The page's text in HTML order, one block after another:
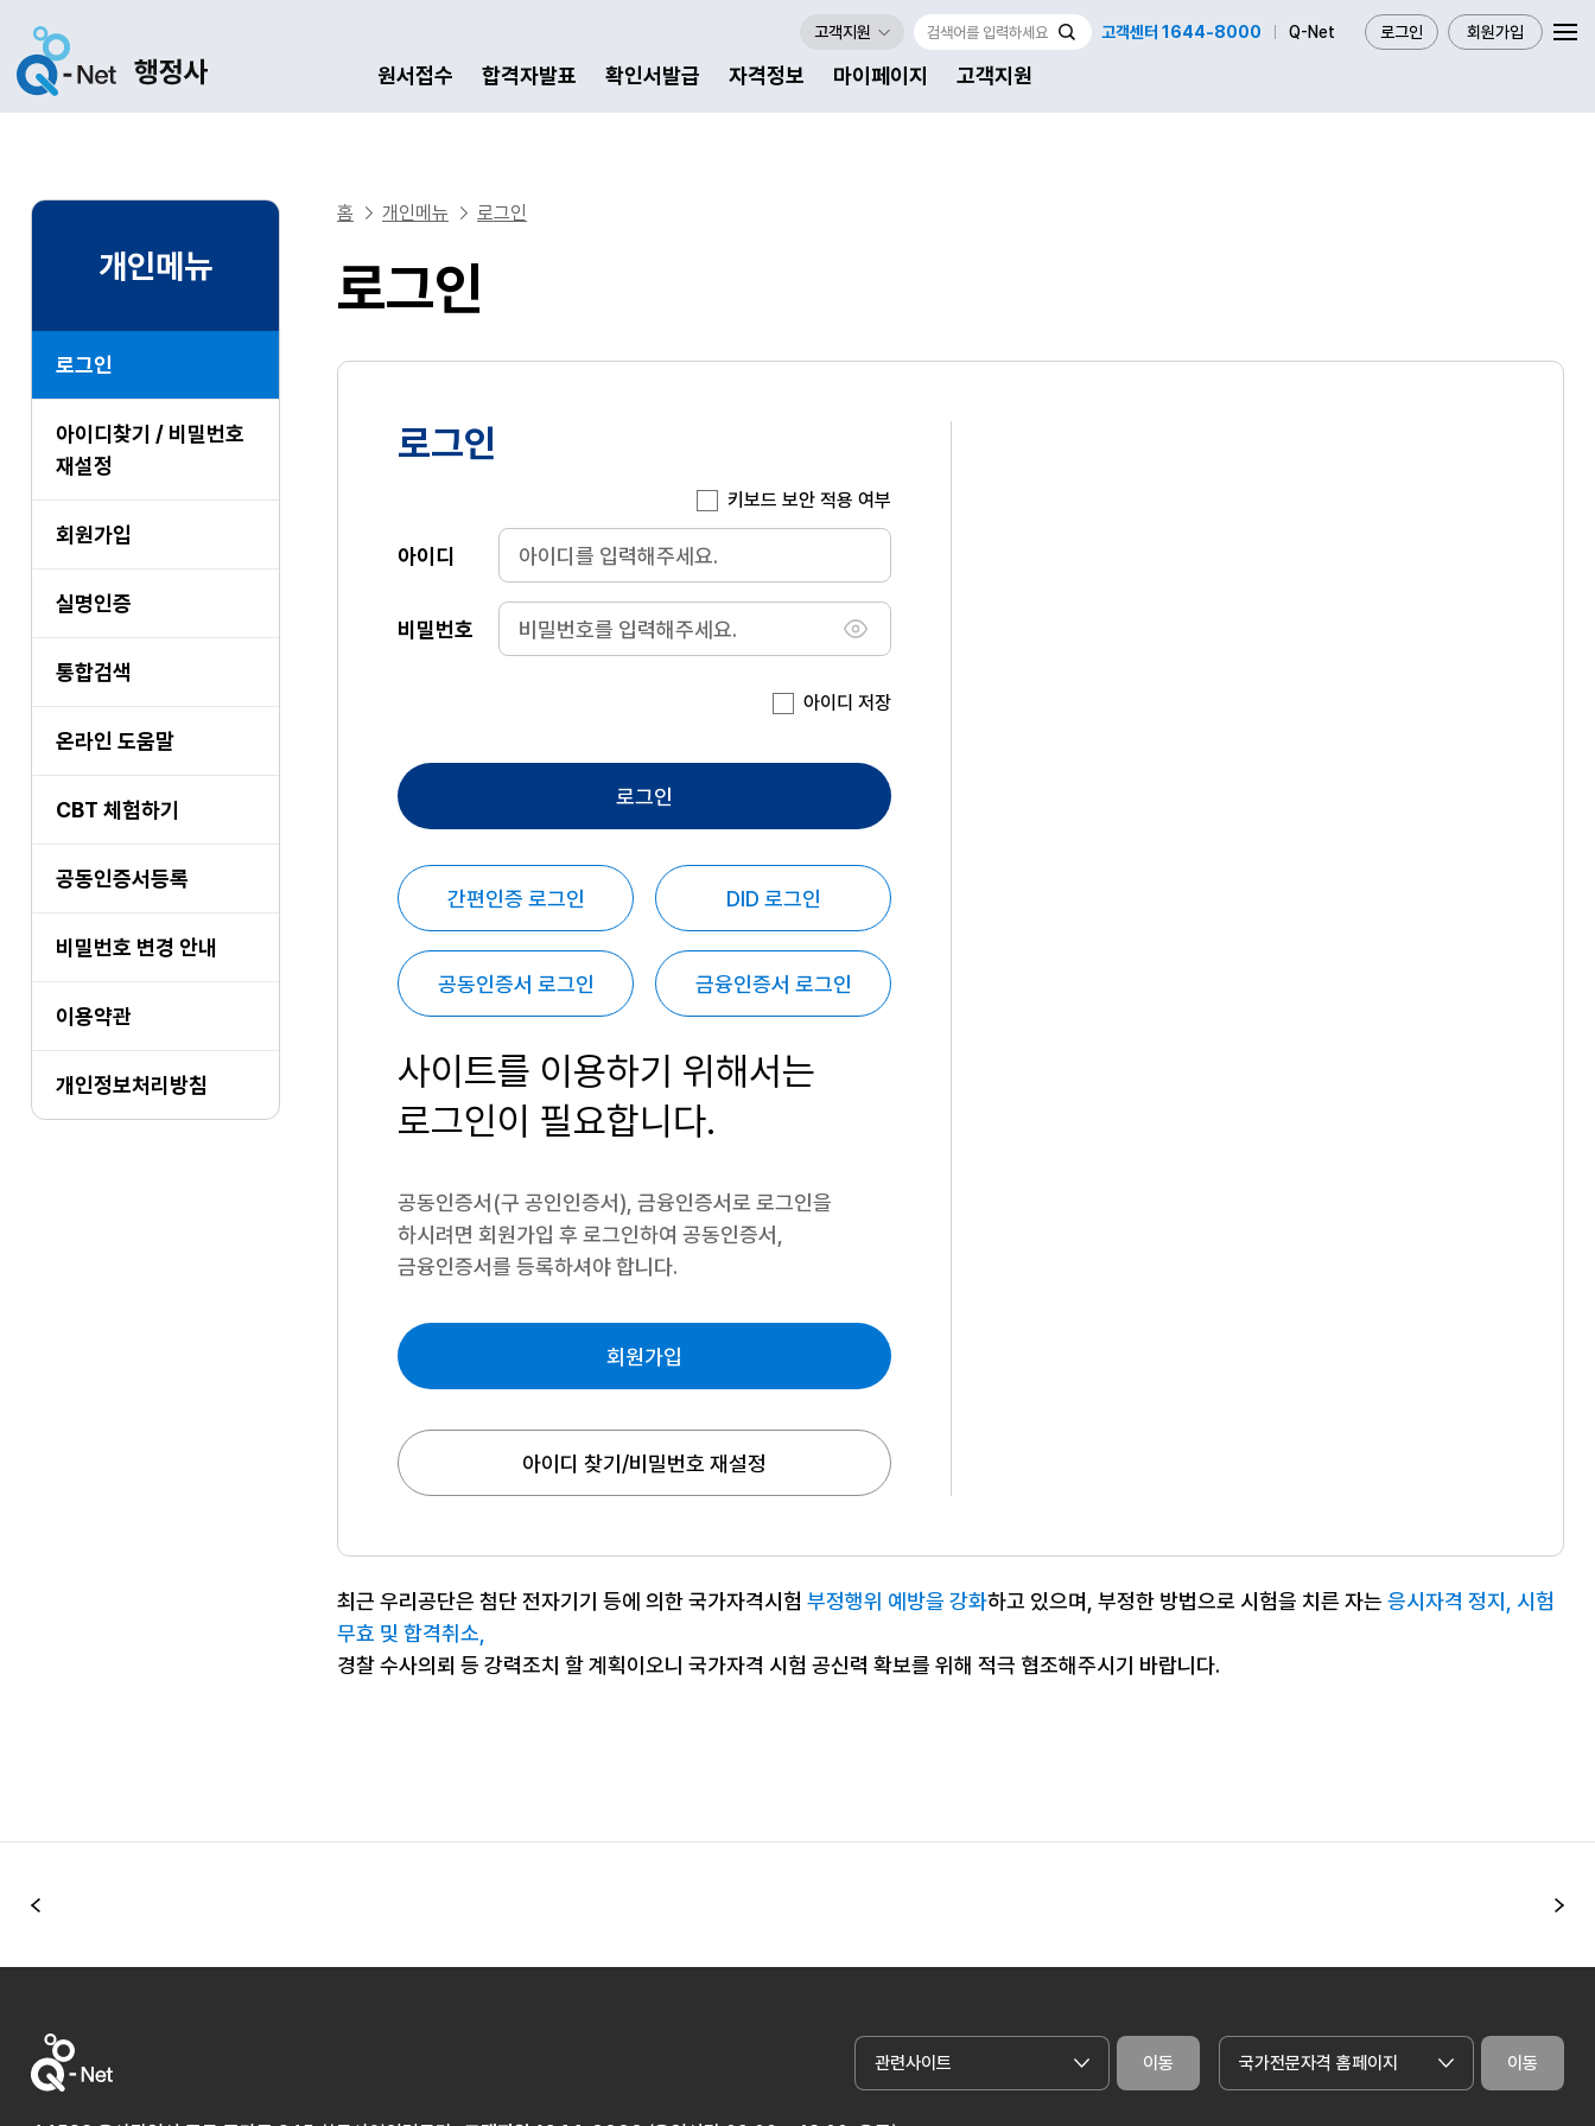
원서접수 합격자발표 확인서발급 자격정보 마이페이지 고객지원
로그인 회원가입
고객센터 1644-8000 Q-Net
고객지원
개인메뉴
로그인
아이디찾기 / 비밀번호
재설정
회원가입
실명인증
통합검색
온라인 도움말
CBT 체험하기
공동인증서등록
비밀번호 변경 안내
이용약관
개인정보처리방침
홈 개인메뉴 로그인
로그인
로그인
키보드 보안 적용 여부
아이디
비밀번호
아이디 저장
로그인
간편인증 로그인 DID 로그인
공동인증서 로그인 금융인증서 로그인
사이트를 이용하기 위해서는
로그인이 필요합니다.
공동인증서(구 공인인증서), 금융인증서로 로그인을
하시려면 회원가입 후 로그인하여 공동인증서,
금융인증서를 등록하셔야 합니다.
회원가입
아이디 찾기/비밀번호 재설정
최근 우리공단은 첨단 전자기기 등에 의한 국가자격시험 부정행위 예방을 강화하고 있으며, 부정한 방법으로 시험을 치른 자는 응시자격 정지, 시험
무효 및 합격취소,
경찰 수사의뢰 등 강력조치 할 계획이오니 국가자격 시험 공신력 확보를 위해 적극 협조해주시기 바랍니다.
관련사이트 이동 국가전문자격 홈페이지 이동